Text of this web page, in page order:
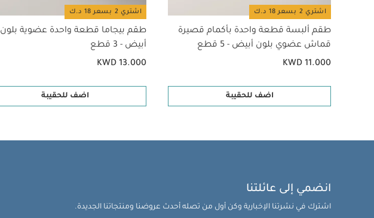
اشتري 2 بسعر 18 د.ك
طقم ألبسة قطعة واحدة بأكمام قصيرة
قماش عضوي بلون أبيض - 5 قطع
KWD 11.000
اضف للحقيبة
اشتري 2 بسعر 18 د.ك
طقم بيجاما قطعة واحدة عضوية بلون
أبيض - 3 قطع
KWD 13.000
اضف للحقيبة
انضمي إلى عائلتنا
اشترك في نشرتنا الإخبارية وكن أول من تصله أحدث عروضنا ومنتجاتنا الجديدة.